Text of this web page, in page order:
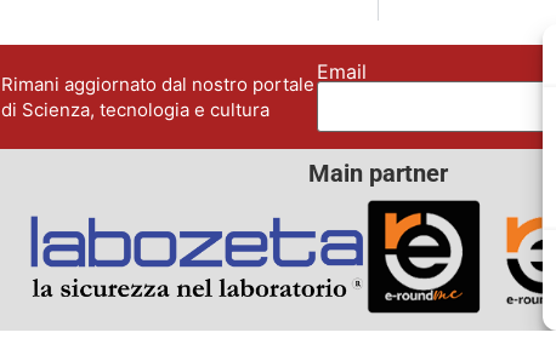
Rimani aggiornato dal nostro portale
di Scienza, tecnologia e cultura
Email
Main partner